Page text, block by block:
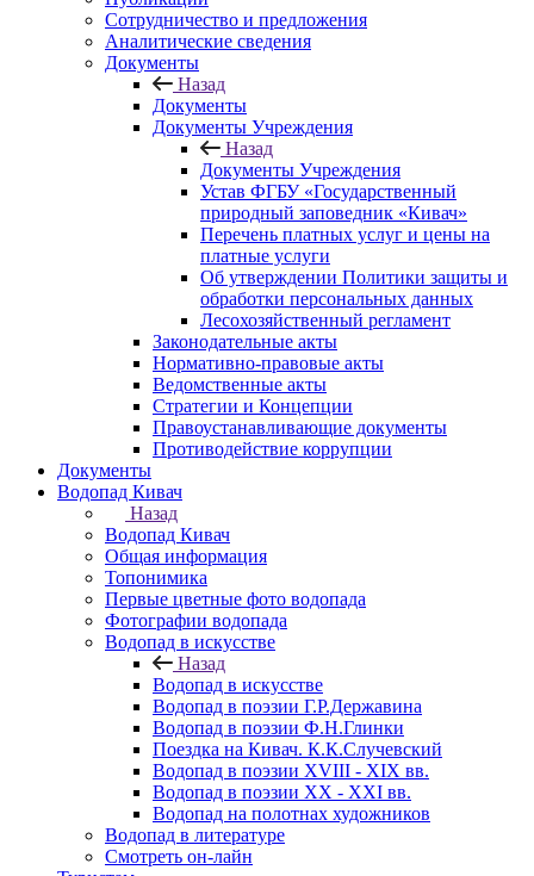
Сотрудничество и предложения
Аналитические сведения
Документы
Назад
Документы
Документы Учреждения
Назад
Документы Учреждения
Устав ФГБУ «Государственный
природный заповедник «Кивач»
Перечень платных услуг и цены на
платные услуги
Об утверждении Политики защиты и
обработки персональных данных
Лесохозяйственный регламент
Законодательные акты
Нормативно-правовые акты
Ведомственные акты
Стратегии и Концепции
Правоустанавливающие документы
Противодействие коррупции
Документы
Водопад Кивач
Назад
Водопад Кивач
Общая информация
Топонимика
Первые цветные фото водопада
Фотографии водопада
Водопад в искусстве
Назад
Водопад в искусстве
Водопад в поэзии Г.Р.Державина
Водопад в поэзии Ф.Н.Глинки
Поездка на Кивач. К.К.Случевский
Водопад в поэзии XVIII - XIX вв.
Водопад в поэзии XX - XXI вв.
Водопад на полотнах художников
Водопад в литературе
Смотреть он-лайн